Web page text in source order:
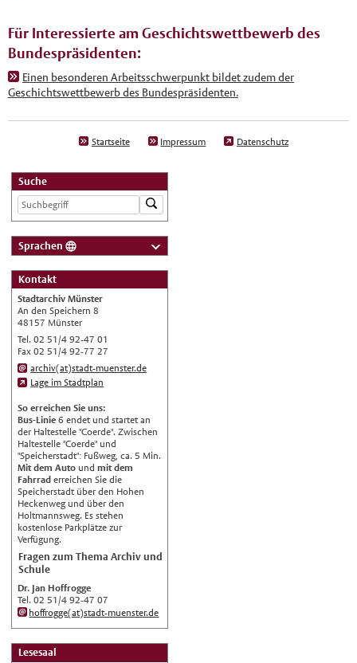
Für Interessierte am Geschichtswettbewerb des
Bundespräsidenten:
Einen besonderen Arbeitsschwerpunkt bildet zudem der
Geschichtswettbewerb des Bundespräsidenten.
Startseite Impressum Datenschutz
Suche
Sprachen
Nederlands
English
Українська
Türkçe
اللغة العربية
Français
Español
Polski
Русский
中文
Automatische Übersetzung, ohne
Gewähr auf Richtigkeit.
Kontakt
Stadtarchiv Münster
An den Speichern 8
48157 Münster
Tel. 02 51/4 92-47 01
Fax 02 51/4 92-77 27
archiv(at)stadt-muenster.de
Lage im Stadtplan
So erreichen Sie uns:
Bus-Linie 6 endet und startet an
der Haltestelle "Coerde". Zwischen
Haltestelle "Coerde" und
"Speicherstadt": Fußweg, ca. 5 Min.
Mit dem Auto undmit dem
Fahrrad erreichen Sie die
Speicherstadt über den Hohen
Heckenweg und über den
Holtmannsweg. Es stehen
kostenlose Parkplätze zur
Verfügung.
Fragen zum Thema Archiv und
Schule
Dr. Jan Hoffrogge
Tel. 02 51/4 92-47 07
hoffrogge(at)stadt-muenster.de
Lesesaal